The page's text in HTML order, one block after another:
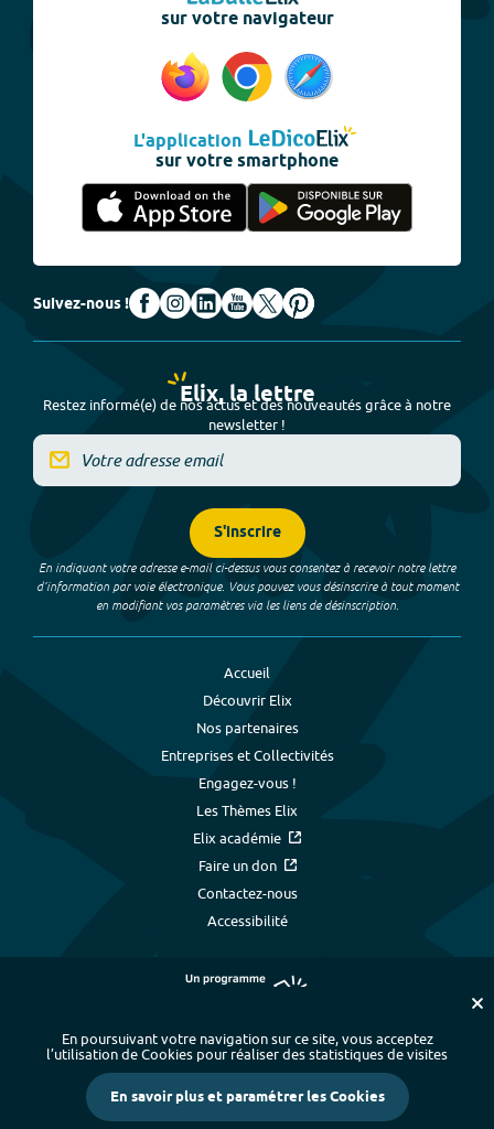
sur votre navigateur
L'application
sur votre smartphone
Suivez-nous !
Elix, la lettre
Restez informé(e) de nos actus et des nouveautés grâce à notre
newsletter !
S'inscrire
En indiquant votre adresse e-mail ci-dessus vous consentez à recevoir notre lettre
d’information par voie électronique. Vous pouvez vous désinscrire à tout moment
en modifiant vos paramètres via les liens de désinscription.
Accueil
Découvrir Elix
Nos partenaires
Entreprises et Collectivités
Engagez-vous !
Les Thèmes Elix
Elix académie
Faire un don
Contactez-nous
Accessibilité
Plan du site - Index alphabétique
-
Mentions légales et données personnelles
- Paramétrer les cookies
Crédits
En poursuivant votre navigation sur ce site, vous acceptez
l’utilisation de Cookies pour réaliser des statistiques de visites
En savoir plus et paramétrer les Cookies